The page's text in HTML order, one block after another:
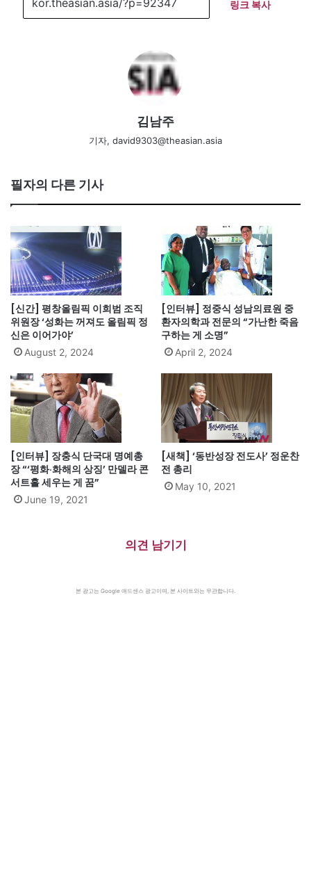
링크 복사
김남주
기자, david9303@theasian.asia
필자의 다른 기사
[신간] 평창올림픽 이희범 조직
위원장 ‘성화는 꺼져도 올림픽 정
신은 이어가야’
August 2, 2024
[인터뷰] 정중식 성남의료원 중
환자의학과 전문의 “가난한 죽음
구하는 게 소명”
April 2, 2024
[인터뷰] 장충식 단국대 명예총
장 “‘평화·화해의 상징’ 만델라 콘
서트홀 세우는 게 꿈”
June 19, 2021
[새책] ‘동반성장 전도사’ 정운찬
전 총리
May 10, 2021
의견 남기기
본 광고는 Google 애드센스 광고이며, 본 사이트와는 무관합니다.